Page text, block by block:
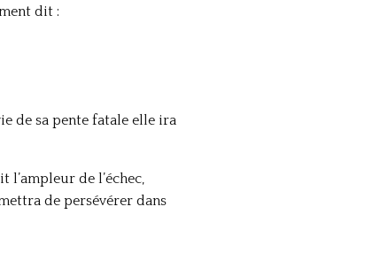
dit :
de sa pente fatale elle ira
de l’échec,
de persévérer dans